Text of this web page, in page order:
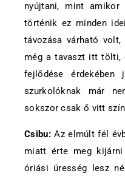
nyújtani, mint amikor
történik ez minden
távozása várható
még a tavaszt itt tölti,
fejlődése
szurkolóknak már
sokszor csak ő vitt
Csibu:Az elmúlt fél
miatt érte meg kijárni
óriási üresség lesz